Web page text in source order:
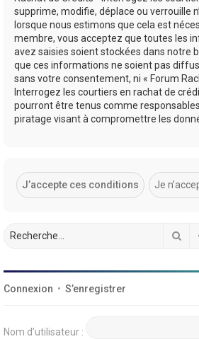
supprime, modifie, déplace ou verrouille
lorsque nous estimons que cela est
membre, vous acceptez que toutes les
avez saisies soient stockées dans notre
que ces informations ne soient pas
sans votre consentement, ni « Forum
Interrogez les courtiers en rachat de
pourront être tenus comme
piratage visant à compromettre les
Connexion • S’enregistrer
Nom d’utilisateur :